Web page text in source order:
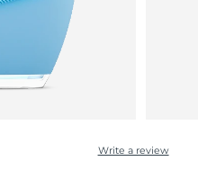
Write a review